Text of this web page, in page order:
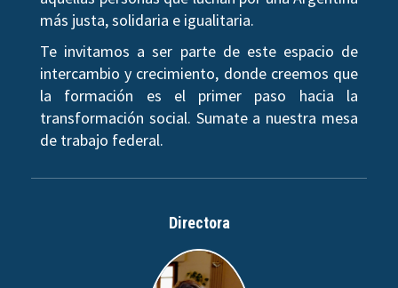
más justa, solidaria e igualitaria.
Te invitamos a ser parte de este espacio de
intercambio y crecimiento, donde creemos que
la formación es el primer paso hacia la
transformación social. Sumate a nuestra mesa
de trabajo federal.
Directora